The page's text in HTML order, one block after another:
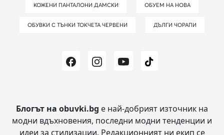
КОЖЕНИ ПАНТАЛОНИ ДАМСКИ ОБУЕМ НА НОВА
ОБУВКИ С ТЪНКИ ТОКЧЕТА ЧЕРВЕНИ ДЪЛГИ ЧОРАПИ
Блогът на obuvki.bg е най-добрият източник на
модни вдъхновения, последни модни тенденции и
идеи за стилизации. Редакционният ни екип се